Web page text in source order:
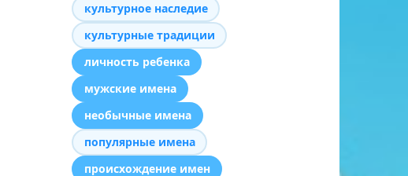
культурное наследие
культурные традиции
личность ребенка
мужские имена
необычные имена
популярные имена
происхождение имен